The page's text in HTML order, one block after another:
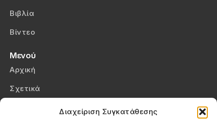
Διαχείριση Συγκατάθεσης
Βιβλία
Βίντεο
Μενού
Αρχική
Σχετικά